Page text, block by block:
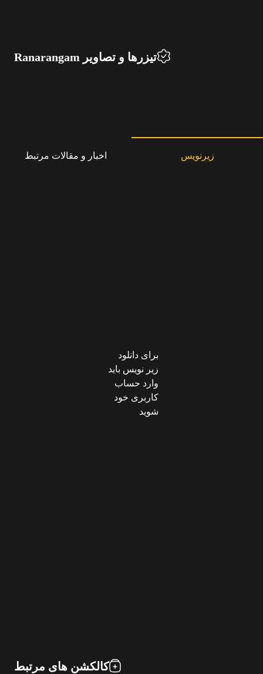
تیزرها و تصاویر Ranarangam
زیرنویس اخبار و مقالات مرتبط
برای دانلود
زیر نویس باید
وارد حساب
کاربری خود
شوید
کالکشن های مرتبط